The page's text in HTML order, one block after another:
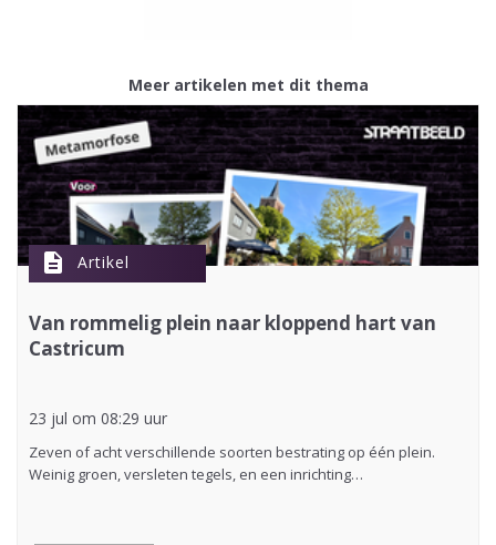
Meer artikelen met dit thema
description Artikel
Van rommelig plein naar kloppend hart van
Castricum
23 jul om 08:29 uur
Zeven of acht verschillende soorten bestrating op één plein.
Weinig groen, versleten tegels, en een inrichting…